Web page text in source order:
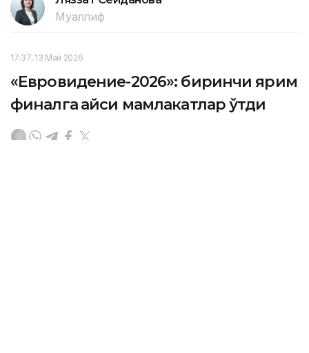
Муаллиф
17:37, 13 Май 2026
«Евровидение-2026»: биринчи ярим
финалга қайси мамлакатлар ўтди